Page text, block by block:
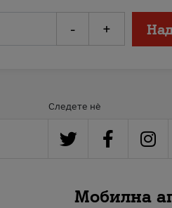
- +
Следете нè
Мобилна